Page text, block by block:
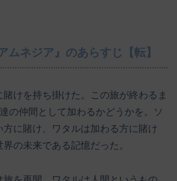
ムネジア』のあらすじ【転】
けを持ち掛けた。この旅が終わるま
の仲間として加わるかどうかを。ソ
方に賭け、ワタルは加わる方に賭け
の未来である記憶だった。